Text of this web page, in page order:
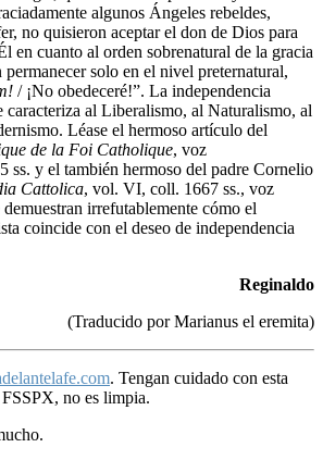
algunos Ángeles rebeldes,
no quisieron aceptar el don de Dios para
en cuanto al orden sobrenatural de la gracia
solo en el nivel preternatural,
/ ¡No obedeceré!”. La independencia
caracteriza al Liberalismo, al Naturalismo, al
Léase el hermoso artículo del
de la Foi Catholique, voz
ss. y el también hermoso del padre Cornelio
Cattolica, vol. VI, coll. 1667 ss., voz
demuestran irrefutablemente cómo el
coincide con el deseo de independencia
Reginaldo
(Traducido por Marianus el eremita)
. Tengan cuidado con esta
no es limpia.